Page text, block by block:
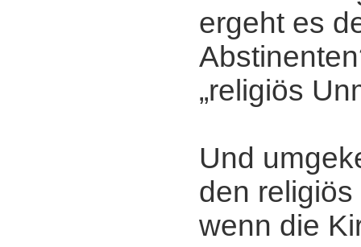
ergeht es
„religiös
Und
den
wenn die